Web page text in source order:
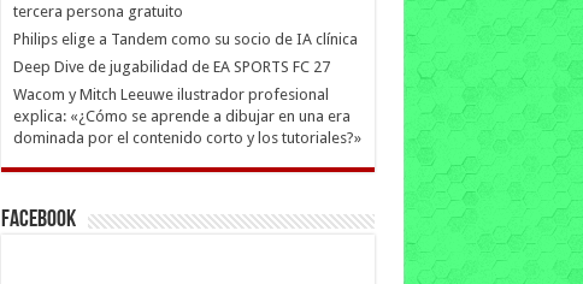
tercera persona gratuito
Philips elige a Tandem como su socio de IA clínica
Deep Dive de jugabilidad de EA SPORTS FC 27
Wacom y Mitch Leeuwe ilustrador profesional
explica: «¿Cómo se aprende a dibujar en una era
dominada por el contenido corto y los tutoriales?»
Facebook